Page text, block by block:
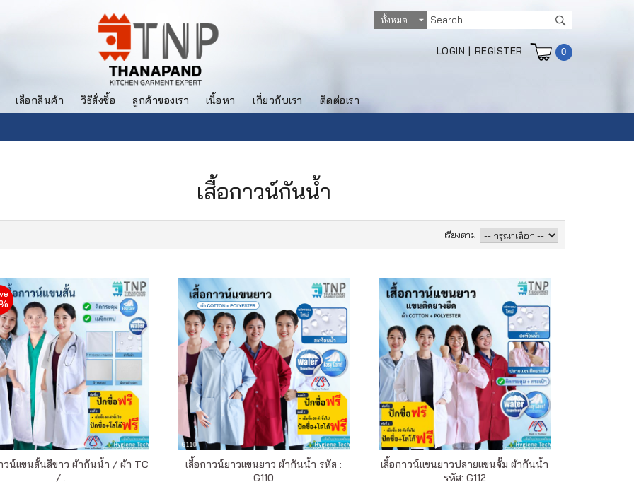
0
LOGIN | REGISTER
เลือกสินค้า วิธีสั่งซื้อ ลูกค้าของเรา เนื้อหา เกี่ยวกับเรา ติดต่อเรา
เสื้อกาวน์กันน้ำ
เรียงตาม
วน์แขนสั้นสีขาว ผ้ากันน้ำ / ผ้า TC
/ ...
เสื้อกาวน์ยาวแขนยาว ผ้ากันน้ำ รหัส :
G110
เสื้อกาวน์แขนยาวปลายแขนจั๊ม ผ้ากันน้ำ
รหัส: G112